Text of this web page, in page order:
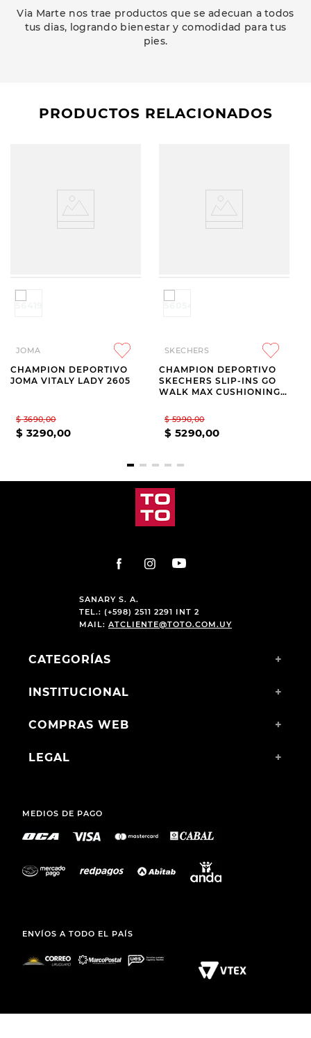
Via Marte nos trae productos que se adecuan a todos
tus dias, logrando bienestar y comodidad para tus
pies.
PRODUCTOS RELACIONADOS
JOMA
CHAMPION DEPORTIVO
JOMA VITALY LADY 2605
$ 3690,00
$ 3290,00
SKECHERS
CHAMPION DEPORTIVO
SKECHERS SLIP-INS GO
WALK MAX CUSHIONING
GREY
$ 5990,00
$ 5290,00
SANARY S. A.
TEL.: (+598) 2511 2291 INT 2
MAIL: ATCLIENTE@TOTO.COM.UY
CATEGORÍAS +
INSTITUCIONAL +
COMPRAS WEB +
LEGAL +
MEDIOS DE PAGO
ENVÍOS A TODO EL PAÍS